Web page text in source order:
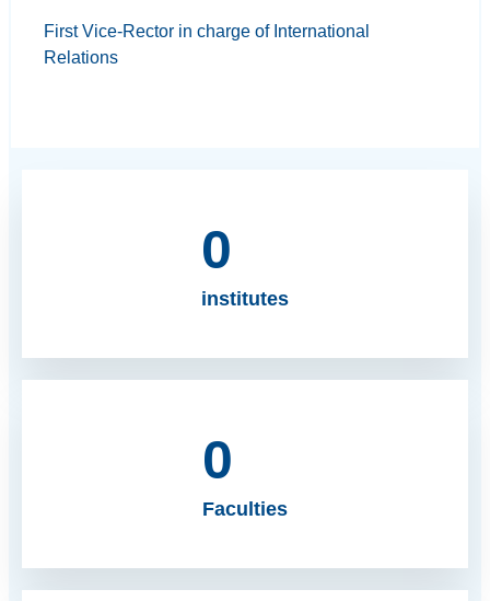
First Vice-Rector in charge of International
Relations
0
institutes
0
Faculties